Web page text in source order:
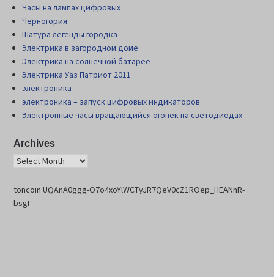
Часы на лампах цифровых
Черногория
Шатура легенды городка
Электрика в загородном доме
Электрика на солнечной батарее
Электрика Уаз Патриот 2011
электроника
электроника – запуск цифровых индикаторов
Электронные часы вращающийся огонек на светодиодах
Archives
toncoin UQAnA0ggg-O7o4xoYlWCTyJR7QeV0cZ1ROep_HEANnR-
bsgI